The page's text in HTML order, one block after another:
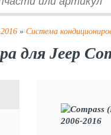
» Система
для Jeep